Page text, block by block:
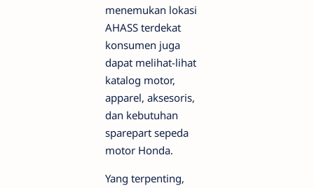
menemukan lokasi
AHASS terdekat
konsumen juga
dapat melihat-lihat
katalog motor,
apparel, aksesoris,
dan kebutuhan
sparepart sepeda
motor Honda.
Yang terpenting,